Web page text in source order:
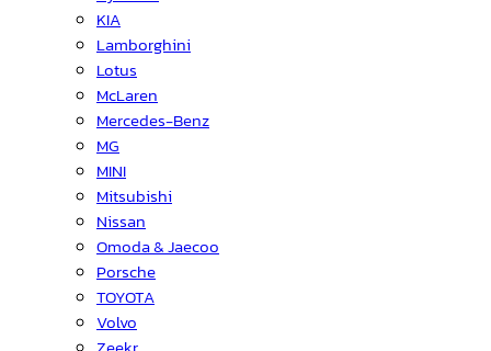
KIA
Lamborghini
Lotus
McLaren
Mercedes-Benz
MG
MINI
Mitsubishi
Nissan
Omoda & Jaecoo
Porsche
TOYOTA
Volvo